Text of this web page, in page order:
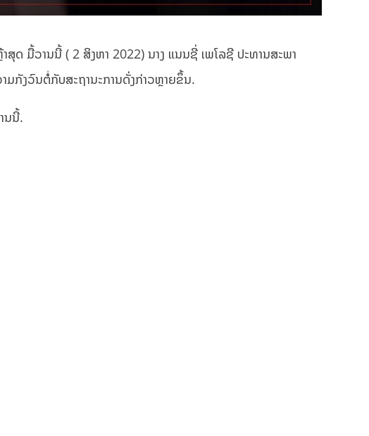
ດ ມື້ວານນີ້ ( 2 ສິງຫາ 2022) ນາງ ແນນຊີ່ ເພໂລຊີ ປະທານສະພາ
ມກັງວົນຕໍ່ກັບສະຖານະການດັ່ງກ່າວຫຼາຍຂຶ້ນ.
ນນີ້.